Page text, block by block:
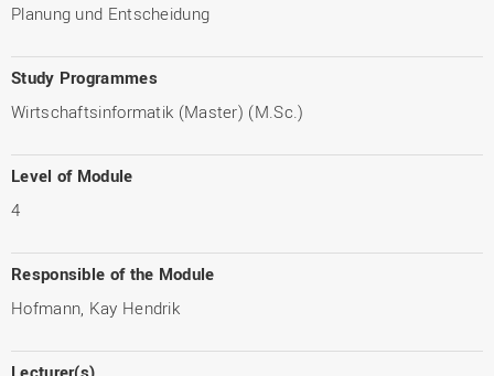
Planung und Entscheidung
Study Programmes
Wirtschaftsinformatik (Master) (M.Sc.)
Level of Module
4
Responsible of the Module
Hofmann, Kay Hendrik
Lecturer(s)